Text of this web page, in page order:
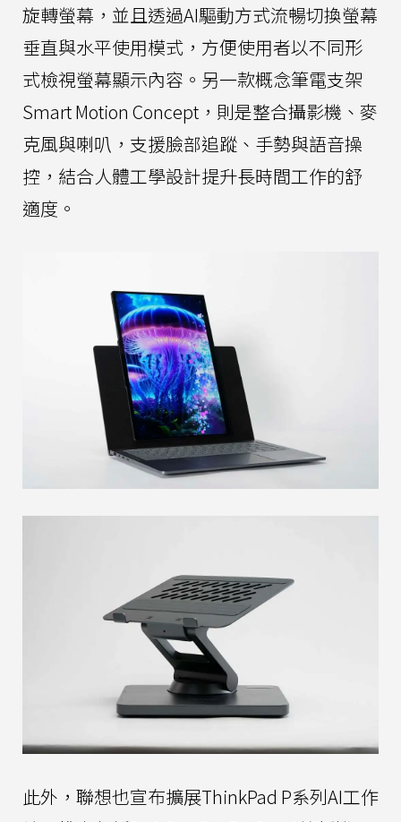
旋轉螢幕，並且透過AI驅動方式流暢切換螢幕
垂直與水平使用模式，方便使用者以不同形
式檢視螢幕顯示內容。另一款概念筆電支架
Smart Motion Concept，則是整合攝影機、麥
克風與喇叭，支援臉部追蹤、手勢與語音操
控，結合人體工學設計提升長時間工作的舒
適度。
此外，聯想也宣布擴展ThinkPad P系列AI工作